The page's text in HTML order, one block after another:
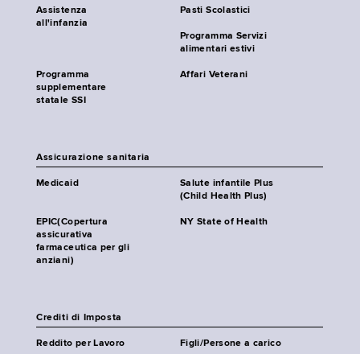
Assistenza
all'infanzia
Pasti Scolastici
Programma Servizi
alimentari estivi
Programma
supplementare
statale SSI
Affari Veterani
Assicurazione sanitaria
Medicaid
Salute infantile Plus
(Child Health Plus)
EPIC(Copertura
assicurativa
farmaceutica per gli
anziani)
NY State of Health
Crediti di Imposta
Reddito per Lavoro Figli/Persone a carico